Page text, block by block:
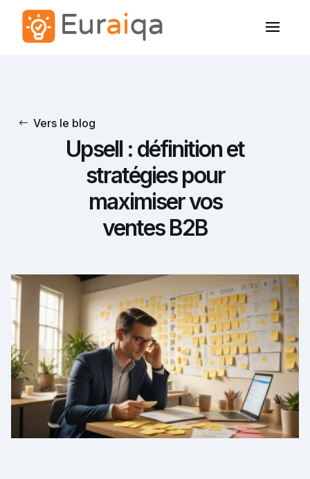
Vers le blog
Upsell : définition et
stratégies pour
maximiser vos
ventes B2B